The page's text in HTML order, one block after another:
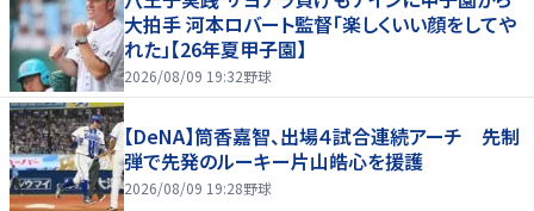
大拍手 河本ロバート監督「楽しくいい顔をしてや
れた」【26年夏甲子園】
2026/08/09 19:32野球
【DeNA】筒香嘉智、出場４試合連続アーチ 先制
弾で先発のルーキー片山皓心を援護
2026/08/09 19:28野球